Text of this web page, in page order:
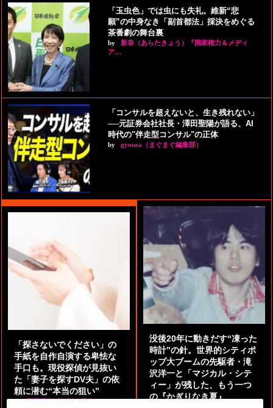
「玉虫色」では虫にも失礼。維新“悲
願”の中身なき「副首都法」採決をめぐる
茶番劇の舞台裏
by
新恭（あらたきょう）『国家権力＆メディ
ア…
「コンサルを超えないと、生き残れない」
──元証券会社社長・澤田聖陽が語る、AI
時代の"伴走型コンサル"の正体
by gyouza（まぐまぐ編集部）
「探さないでください」の
手紙を自作自演する卑怯な
手口も。現役探偵が見抜い
た「妻子を探すDV夫」の依
頼に潜む“本当の狙い”
by 阿部泰尚『伝説の探偵』
没後20年に動きだす“凍った
時計”の針。世界的シティポ
ップ大ブームの先駆者・滝
沢洋一と「マジカル・シテ
ィー」が残した、もう一つ
の『かぎりなき夏』